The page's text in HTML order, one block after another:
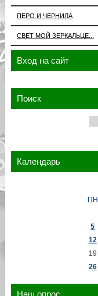
ПЕРО И ЧЕРНИЛА
СВЕТ МОЙ ЗЕРКАЛЬЦЕ...
Вход на сайт
Поиск
Календарь
ПН
5
12
19
26
Наш опрос